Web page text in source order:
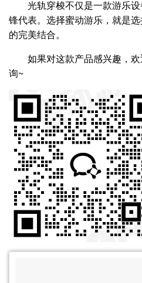
光轨穿梭不仅是一款游乐
锋代表。选择蜜动游乐，就是
的完美结合。
如果对这款产品感兴趣，
询~